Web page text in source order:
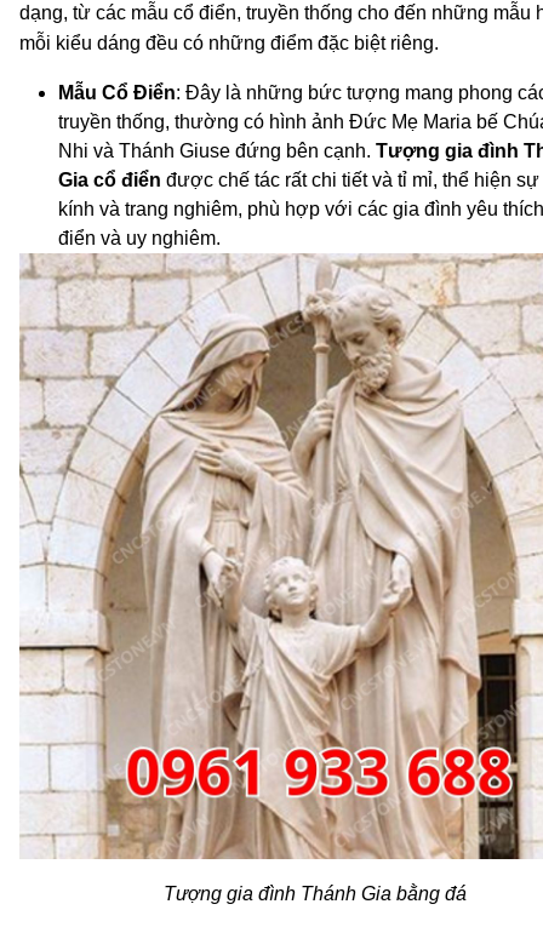
dạng, từ các mẫu cổ điển, truyền thống cho đến những mẫu
mỗi kiểu dáng đều có những điểm đặc biệt riêng.
Mẫu Cổ Điển: Đây là những bức tượng mang phong
truyền thống, thường có hình ảnh Đức Mẹ Maria bế
Nhi và Thánh Giuse đứng bên cạnh. Tượng gia đình
Gia cổ điển được chế tác rất chi tiết và tỉ mỉ, thể hiện sự
kính và trang nghiêm, phù hợp với các gia đình yêu
điển và uy nghiêm.
Tượng gia đình Thánh Gia bằng đá